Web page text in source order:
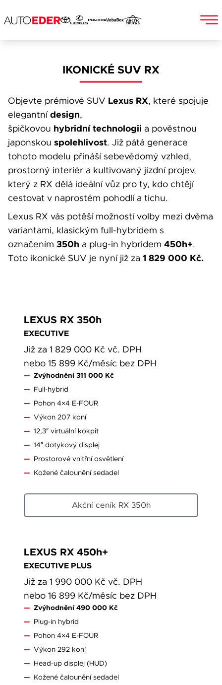
IKONICKÉ SUV RX
Objevte prémiové SUV Lexus RX, které spojuje
elegantnídesign,
špičkovou hybridní technologii a pověstnou
japonskou spolehlivost. Již pátá generace
tohoto modelu přináší sebevědomý vzhled,
prostorný interiér a kultivovaný jízdní projev,
který z RX dělá ideální vůz pro ty, kdo chtějí
cestovat v naprostém pohodlí a tichu.
Lexus RX vás potěší možností volby mezi dvěma
variantami, klasickým full-hybridem s
označením 350h a plug-in hybridem 450h+.
Toto ikonické SUV je nyní již za 1 829 000 Kč.
LEXUS RX 350h
EXECUTIVE
Již za 1 829 000 Kč vč. DPH
nebo 15 899 Kč/měsíc bez DPH
Zvýhodnění 311 000 Kč
Full-hybrid
Pohon 4×4 E-FOUR
Výkon 207 koní
12,3″ virtuální kokpit
14″ dotykový displej
Prostorové vnitřní osvětlení
Kožené čalounění sedadel
Akční ceník RX 350h
LEXUS RX 450h+
EXECUTIVE PLUS
Již za 1 990 000 Kč vč. DPH
nebo 16 899 Kč/měsíc bez DPH
Zvýhodnění 490 000 Kč
Plug-in hybrid
Pohon 4×4 E-FOUR
Výkon 292 koní
Head-up displej (HUD)
Kožené čalounění sedadel
E-mail
Telefon
Popis
Souhlasím se zpracováním
*
Přihlášení k odběru novinek
Pole označená * jsou povinná.
Váše zpráva byla
odeslána. Děkujeme
za Váš zájem!
Při odesílání se
vyskytla chyba.
Zkuste to prosím za
chvíli znovu.